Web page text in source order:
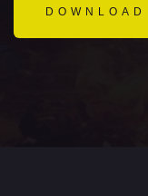
DOWNLOAD